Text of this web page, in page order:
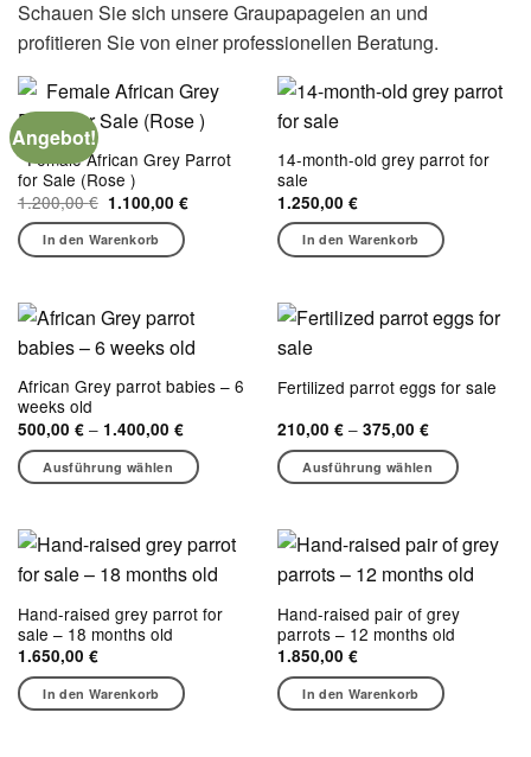
Schauen Sie sich unsere Graupapageien an und
profitieren Sie von einer professionellen Beratung.
Angebot!
Female African Grey Parrot
for Sale (Rose )
1.200,00€ Ursprünglicher
Preis
war:
1.200,00 €
1.100,00 €Aktueller
Preis
In den Warenkorb
14-month-old grey parrot for
sale
1.250,00 €
In den Warenkorb
African Grey parrot babies – 6
weeks old
500,00 € – 1.400,00 €Preisspanne:
500,00 €
bis
1.400,00 €
Ausführung wählen
weist
mehrere
auf.
Die
Optionen
können
auf
Fertilized parrot eggs for sale
210,00 € – 375,00 €Preisspanne:
210,00 €
bis
375,00 €
Ausführung wählen
weist
mehrere
auf.
Die
Optionen
können
auf
Hand-raised grey parrot for
sale – 18 months old
1.650,00 €
In den Warenkorb
Hand-raised pair of grey
parrots – 12 months old
1.850,00 €
In den Warenkorb